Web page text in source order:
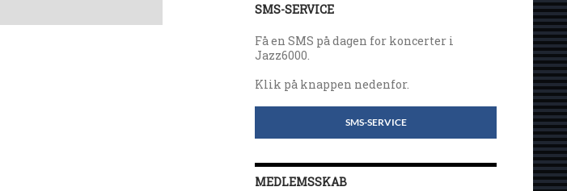
SMS-SERVICE
Få en SMS på dagen for koncerter i
Jazz6000.
Klik på knappen nedenfor.
SMS-SERVICE
MEDLEMSSKAB